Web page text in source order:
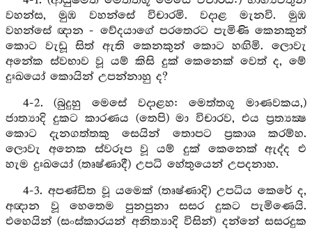
වහන්ස, මුඹ වහන්සේ විචාරමි. වදාළ මැනවි. මුඹ
වහන්සේ ඥාන - වේදයාගේ පරතෙරට පැමිණි කෙනකුන්
කොට වැඩූ සිත් ඇති කෙනකුන් කොට හඟිමි. ලොවැ
අනේක ස්වභාව වූ යම් කිසි දුක් කෙනෙක් වෙත් ද, මේ
දුඃඛයෝ කොයින් උපන්නාහු ද?
4-2. (බුදුහු මෙසේ වදාළහ: මෙත්තගූ මාණවකය,)
ජාත්‍යාදි දුකට කාරණය (තෙපි) මා විචාරව, එය ප්‍රත්‍යක්‍ෂ
කොට දැනගත්තකු සෙයින් තොපට ප්‍රකාශ කරම්හ.
ලොවැ අනෙක ස්වරූප වූ යම් දුක් කෙනෙක් ඇද්ද එ
හැම දුඃඛයෝ (තෘෂ්ණාදී) උපධි හේතුයෙන් උපදනාහ.
4-3. අපණ්ඩිත වූ යමෙක් (තෘෂ්ණාදි) උපධිය කෙරේ ද,
අඥාන වූ හෙතෙම පුනපුනා සසර දුකට පැමිණෙයි.
එහෙයින් (සංස්කාරයන් අනිත්‍යාදි විසින්) දන්නේ සසරදුක